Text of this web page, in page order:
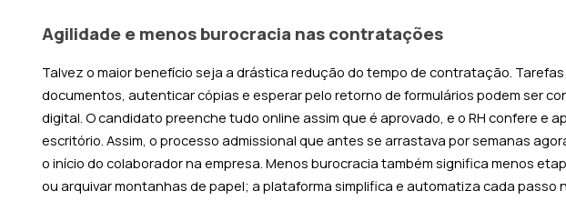
Agilidade e menos burocracia nas contratações
Talvez o maior benefício seja a drástica redução do tempo de contratação.
documentos, autenticar cópias e esperar pelo retorno de formulários podem ser
digital. O candidato preenche tudo online assim que é aprovado, e o RH confere e
escritório. Assim, o processo admissional que antes se arrastava por semanas
o início do colaborador na empresa. Menos burocracia também significa menos
ou arquivar montanhas de papel; a plataforma simplifica e automatiza cada passo